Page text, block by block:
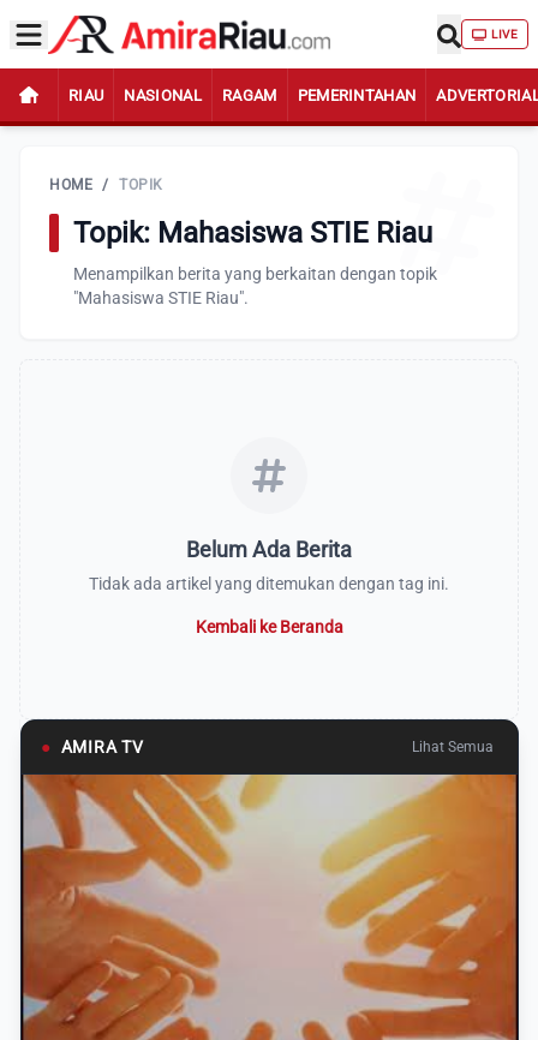
LIVE
RIAU NASIONAL RAGAM PEMERINTAHAN
HOME / TOPIK
Topik: Mahasiswa STIE Riau
Menampilkan berita yang berkaitan dengan topik
"Mahasiswa STIE Riau".
Belum Ada Berita
Tidak ada artikel yang ditemukan dengan tag ini.
Kembali ke Beranda
● AMIRA TV Lihat Semua